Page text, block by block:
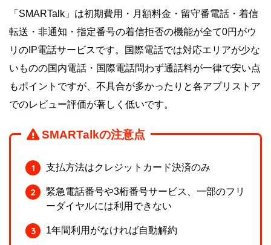
「SMARTalk」は初期費用・月額料金・留守番電話・着信
転送・非通知・指定番号の着信拒否の機能が全て0円がウ
リのIP電話サービスです。国際電話では対応エリアが少な
いものの国内電話・国際電話問わず通話料が一律で安い点
もポイントですが、不具合が多かったりと各アプリストア
でのレビュー評価が著しく低いです。
SMARTalkの注意点
支払方法はクレジットカード決済のみ
緊急電話番号や3桁番号サービス、一部のフリ
ーダイヤルには利用できない
1年間利用がなければ自動解約